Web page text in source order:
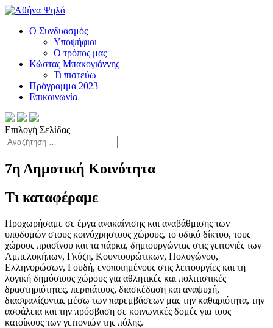
Ο Συνδυασμός
Υποψήφιοι
Ο τρόπος μας
Κώστας Μπακογιάννης
Τι πιστεύω
Πρόγραμμα 2023
Επικοινωνία
Επιλογή Σελίδας
7η Δημοτική Κοινότητα
Τι καταφέραμε
Προχωρήσαμε σε έργα ανακαίνισης και αναβάθμισης των
υποδομών στους κοινόχρηστους χώρους, το οδικό δίκτυο, τους
χώρους πρασίνου και τα πάρκα, δημιουργώντας στις γειτονιές των
Αμπελοκήπων, Γκύζη, Κουντουρώτικων, Πολυγώνου,
Ελληνορώσων, Γουδή, ενοποιημένους στις λειτουργίες και τη
λογική δημόσιους χώρους για αθλητικές και πολιτιστικές
δραστηριότητες, περιπάτους, διασκέδαση και αναψυχή,
διασφαλίζοντας μέσω των παρεμβάσεων μας την καθαριότητα, την
ασφάλεια και την πρόσβαση σε κοινωνικές δομές για τους
κατοίκους των γειτονιών της πόλης.